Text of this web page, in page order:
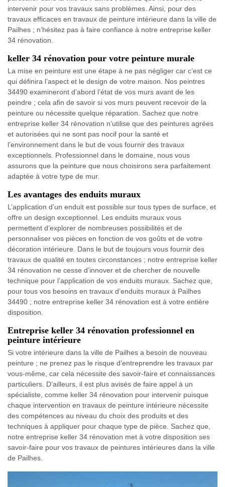
intervenir pour vos travaux sans problèmes. Ainsi, pour des
travaux efficaces en travaux de peinture intérieure dans la ville de
Pailhes ; n’hésitez pas à faire confiance à notre entreprise keller
34 rénovation.
keller 34 rénovation pour votre peinture murale
La mise en peinture est une étape à ne pas négliger car c’est ce
qui définira l’aspect et le design de votre maison. Nos peintres
34490 examineront d’abord l’état de vos murs avant de les
peindre ; cela afin de savoir si vos murs peuvent recevoir de la
peinture ou nécessite quelque réparation. Sachez que notre
entreprise keller 34 rénovation n’utilise que des peintures agrées
et autorisées qui ne sont pas nocif pour la santé et
l’environnement dans le but de vous fournir des travaux
exceptionnels. Professionnel dans le domaine, nous vous
assurons que la peinture que nous choisirons sera parfaitement
adaptée à votre type de mur.
Les avantages des enduits muraux
L’application d’un enduit est possible sur tous types de surface, et
offre un design exceptionnel. Les enduits muraux vous
permettent d’explorer de nombreuses possibilités et de
personnaliser vos pièces en fonction de vos goûts et de votre
décoration intérieure. Dans le but de toujours vous fournir des
travaux de qualité en toutes circonstances ; notre entreprise keller
34 rénovation ne cesse d’innover et de chercher de nouvelle
technique pour l’application de vos enduits muraux. Sachez que,
pour tous vos besoins en travaux d’enduits muraux à Pailhes
34490 ; notre entreprise keller 34 rénovation est à votre entière
disposition.
Entreprise keller 34 rénovation professionnel en
peinture intérieure
Si votre intérieure dans la ville de Pailhes a besoin de nouveau
peinture ; ne prenez pas le risque d’entreprendre les travaux par
vous-même, car cela nécessite des savoir-faire et connaissances
particuliers. D’ailleurs, il est plus avisés de faire appel à un
spécialiste, comme keller 34 rénovation pour intervenir puisque
chaque intervention en travaux de peinture intérieure nécessite
des compétences au niveau du choix des produits et des
techniques à appliquer pour chaque type de pièce. Sachez que,
notre entreprise keller 34 rénovation met à votre disposition ses
savoir-faire pour vos travaux de peintures intérieures dans la ville
de Pailhes.